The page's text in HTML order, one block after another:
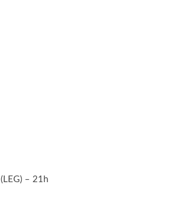
(LEG) – 21h